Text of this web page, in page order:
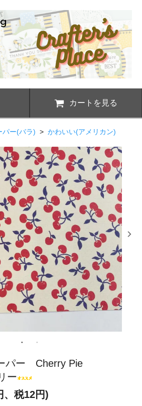
カートを見る
パー(バラ) > かわいい(アメリカン)
パー Cherry Pie
ー
、税12円)